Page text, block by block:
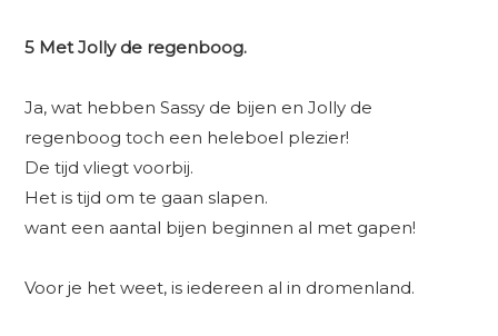
5 Met Jolly de regenboog.
Ja, wat hebben Sassy de bijen en Jolly de
regenboog toch een heleboel plezier!
De tijd vliegt voorbij.
Het is tijd om te gaan slapen.
want een aantal bijen beginnen al met gapen!
Voor je het weet, is iedereen al in dromenland.